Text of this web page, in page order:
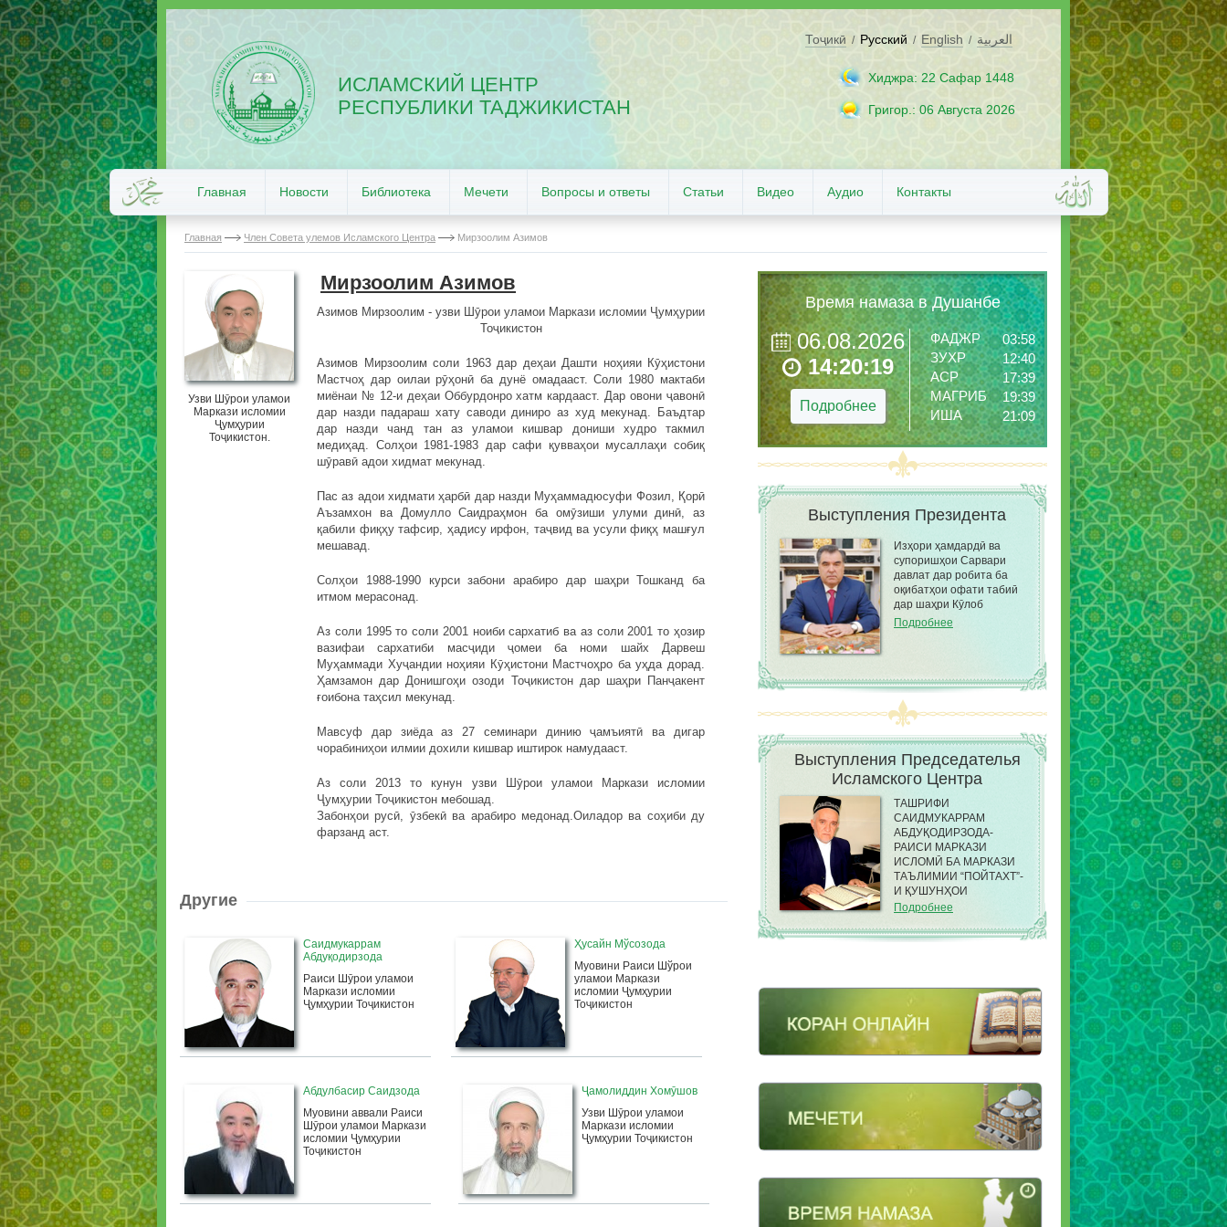
ИСЛАМСКИЙ ЦЕНТР
РЕСПУБЛИКИ ТАДЖИКИСТАН
Тоҷикӣ / Русский / English / العربية
Хиджра: 22 Сафар 1448
Григор.: 06 Августа 2026
Главная Новости Библиотека Мечети Вопросы и ответы Статьи Видео Аудио Контакты
Главная Член Совета улемов Исламского Центра Мирзоолим Азимов
Узви Шӯрои уламои
Маркази исломии
Ҷумҳурии
Тоҷикистон.
Мирзоолим Азимов
Азимов Мирзоолим - узви Шӯрои уламои Маркази исломии Ҷумҳурии
Тоҷикистон
Азимов Мирзоолим соли 1963 дар деҳаи Дашти ноҳияи Кӯҳистони
Мастчоҳ дар оилаи рӯҳонӣ ба дунё омадааст. Соли 1980 мактаби
миёнаи № 12-и деҳаи Оббурдонро хатм кардааст. Дар овони ҷавонӣ
дар назди падараш хату саводи диниро аз худ мекунад. Баъдтар
дар назди чанд тан аз уламои кишвар дониши худро такмил
медиҳад. Солҳои 1981-1983 дар сафи қувваҳои мусаллаҳи собиқ
шӯравӣ адои хидмат мекунад.
Пас аз адои хидмати ҳарбӣ дар назди Муҳаммадюсуфи Фозил, Қорӣ
Аъзамхон ва Домулло Саидраҳмон ба омӯзиши улуми динӣ, аз
қабили фиқҳу тафсир, ҳадису ирфон, таҷвид ва усули фиқҳ машғул
мешавад.
Солҳои 1988-1990 курси забони арабиро дар шаҳри Тошканд ба
итмом мерасонад.
Аз соли 1995 то соли 2001 ноиби сархатиб ва аз соли 2001 то ҳозир
вазифаи сархатиби масҷиди ҷомеи ба номи шайх Дарвеш
Муҳаммади Хуҷандии ноҳияи Кӯҳистони Мастчоҳро ба уҳда дорад.
Ҳамзамон дар Донишгоҳи озоди Тоҷикистон дар шаҳри Панҷакент
ғоибона таҳсил мекунад.
Мавсуф дар зиёда аз 27 семинари динию ҷамъиятӣ ва дигар
чорабиниҳои илмии дохили кишвар иштирок намудааст.
Аз соли 2013 то кунун узви Шӯрои уламои Маркази исломии
Ҷумҳурии Тоҷикистон мебошад.
Забонҳои русӣ, ӯзбекӣ ва арабиро медонад.Оиладор ва соҳиби ду
фарзанд аст.
Другие
Саидмукаррам
Абдуқодирзода
Раиси Шӯрои уламои
Маркази исломии
Ҷумҳурии Тоҷикистон
Ҳусайн Мўсозода
Муовини Раиси Шўрои
уламои Маркази
исломии Ҷумҳурии
Тоҷикистон
Абдулбасир Саидзода
Муовини аввали Раиси
Шӯрои уламои Маркази
исломии Ҷумҳурии
Тоҷикистон
Ҷамолиддин Хомӯшов
Узви Шӯрои уламои
Маркази исломии
Ҷумҳурии Тоҷикистон
Время намаза в Душанбе
06.08.2026
14:20:20
Подробнее
ФАДЖР
03:58
ЗУХР
12:40
АСР
17:39
МАГРИБ
19:39
ИША
21:09
Выступления Президента
Изҳори ҳамдардӣ ва
супоришҳои Сарвари
давлат дар робита ба
оқибатҳои офати табиӣ
дар шаҳри Кӯлоб
Подробнее
Выступления Председателья
Исламского Центра
ТАШРИФИ
САИДМУКАРРАМ
АБДУҚОДИРЗОДА-
РАИСИ МАРКАЗИ
ИСЛОМӢ БА МАРКАЗИ
ТАЪЛИМИИ “ПОЙТАХТ”-
И ҚУШУНҲОИ
САРҲАДИИ КДАМ ДАР
ШАҲРИ ДУШАНБЕ
Подробнее